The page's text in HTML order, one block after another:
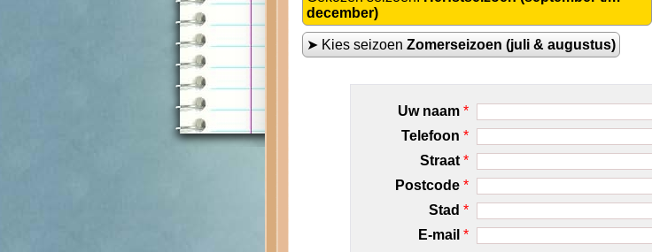
december)
➤ Kies seizoen Zomerseizoen (juli & augustus)
Uw naam *
Telefoon *
Straat *
Postcode *
Stad *
E-mail *